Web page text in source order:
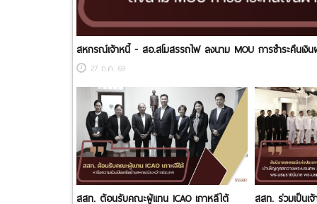
สหกรณ์เจ้าหนี้ - สอ.สโมสรรถไฟ ลงนาม MOU การชำระคืนเงิ
27 ก.ค. 69
สสท. ต้อนรับคณะผู้แทน ICAO เกาหลีใต้ สสท. ร่วมเป็นเ